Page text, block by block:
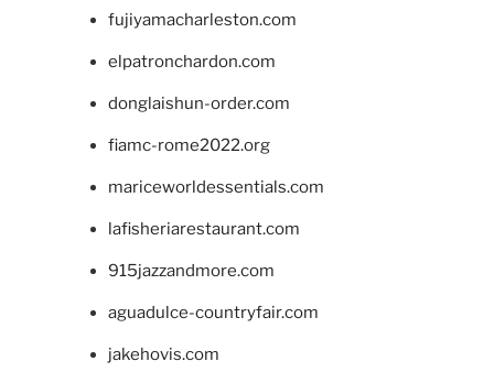
fujiyamacharleston.com
elpatronchardon.com
donglaishun-order.com
fiamc-rome2022.org
mariceworldessentials.com
lafisheriarestaurant.com
915jazzandmore.com
aguadulce-countryfair.com
jakehovis.com